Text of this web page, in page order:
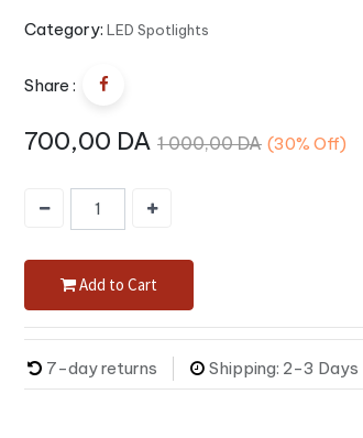
Category: LED Spotlights
Share :
700,00 DA 1 000,00DA (30% Off)
Add to Cart
7-day returns Shipping: 2-3 Days